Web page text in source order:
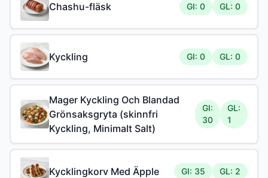
Chashu-fläsk GI: 0 GL: 0
Kyckling GI: 0 GL: 0
Mager Kyckling Och Blandad
Grönsaksgryta (skinnfri
Kyckling, Minimalt Salt)
GI:
30
GL:
1
Kycklingkorv Med Äpple GI: 35 GL: 2